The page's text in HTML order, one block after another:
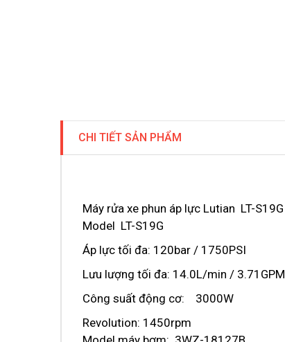
CHI TIẾT SẢN PHẨM
Máy rửa xe phun áp lực Lutian LT-S19G
Model LT-S19G
Áp lực tối đa: 120bar / 1750PSI
Lưu lượng tối đa: 14.0L/min / 3.71GPM
Công suất động cơ: 3000W
Revolution: 1450rpm